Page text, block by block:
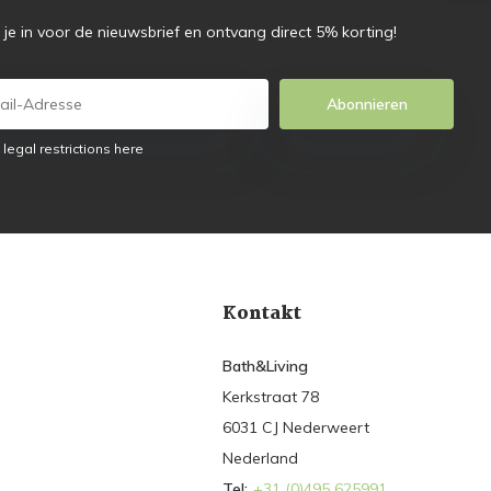
je in voor de nieuwsbrief en ontvang direct 5% korting!
Abonnieren
legal restrictions here
Kontakt
Bath&Living
Kerkstraat 78
6031 CJ Nederweert
Nederland